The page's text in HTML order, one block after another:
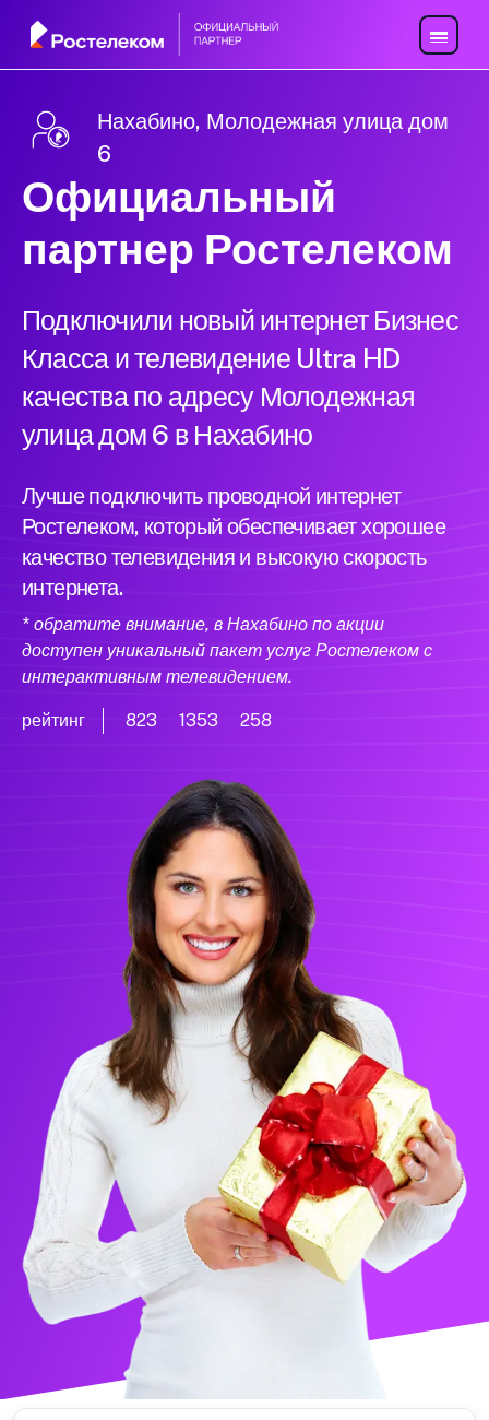
Нахабино, Молодежная улица дом
6
Официальный
партнер Ростелеком
Подключили новый интернет Бизнес
Класса и телевидение Ultra HD
качества по адресу Молодежная
улица дом 6 в Нахабино
Лучше подключить проводной интернет
Ростелеком, который обеспечивает хорошее
качество телевидения и высокую скорость
интернета.
* обратите внимание, в Нахабино по акции
доступен уникальный пакет услуг Ростелеком с
интерактивным телевидением.
рейтинг 823 1353 258